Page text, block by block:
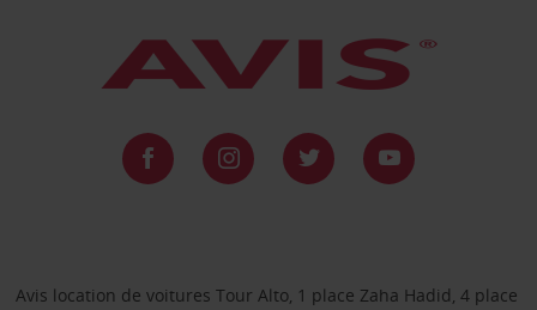
Avis location de voitures Tour Alto, 1 place Zaha Hadid, 4 place